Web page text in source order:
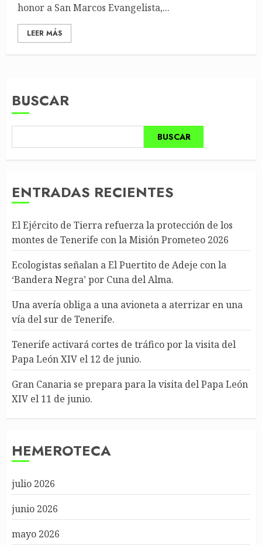
honor a San Marcos Evangelista,...
LEER MÁS
BUSCAR
BUSCAR
ENTRADAS RECIENTES
El Ejército de Tierra refuerza la protección de los
montes de Tenerife con la Misión Prometeo 2026
Ecologistas señalan a El Puertito de Adeje con la
‘Bandera Negra’ por Cuna del Alma.
Una avería obliga a una avioneta a aterrizar en una
vía del sur de Tenerife.
Tenerife activará cortes de tráfico por la visita del
Papa León XIV el 12 de junio.
Gran Canaria se prepara para la visita del Papa León
XIV el 11 de junio.
HEMEROTECA
julio 2026
junio 2026
mayo 2026